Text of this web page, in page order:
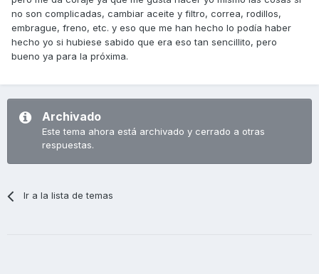
no son complicadas, cambiar aceite y filtro, correa, rodillos,
embrague, freno, etc. y eso que me han hecho lo podía haber
hecho yo si hubiese sabido que era eso tan sencillito, pero
bueno ya para la próxima.
Archivado
Este tema ahora está archivado y cerrado a otras
respuestas.
Ir a la lista de temas